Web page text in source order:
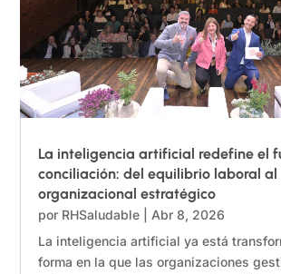
La inteligencia artificial redefine el
conciliación: del equilibrio laboral
organizacional estratégico
por RHSaludable
Abr 8, 2026
La inteligencia artificial ya está
forma en la que las organizaciones